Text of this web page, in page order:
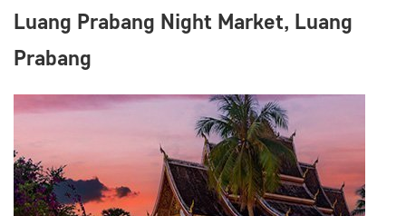
Luang Prabang Night Market, Luang
Prabang